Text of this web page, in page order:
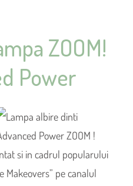
ZOOM!
Power
si in cadrul popularului
Makeovers” pe canalul